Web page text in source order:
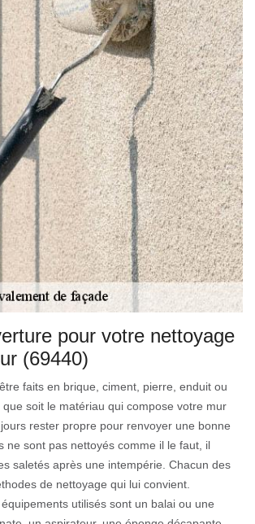
pour votre nettoyage
(69440)
faits en brique, ciment, pierre, enduit ou
soit le matériau qui compose votre mur
rester propre pour renvoyer une bonne
ne sont pas nettoyés comme il le faut, il
saletés après une intempérie. Chacun des
de nettoyage qui lui convient.
utilisés sont un balai ou une